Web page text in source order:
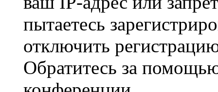
пытаетесь
отключить
Обратитесь за